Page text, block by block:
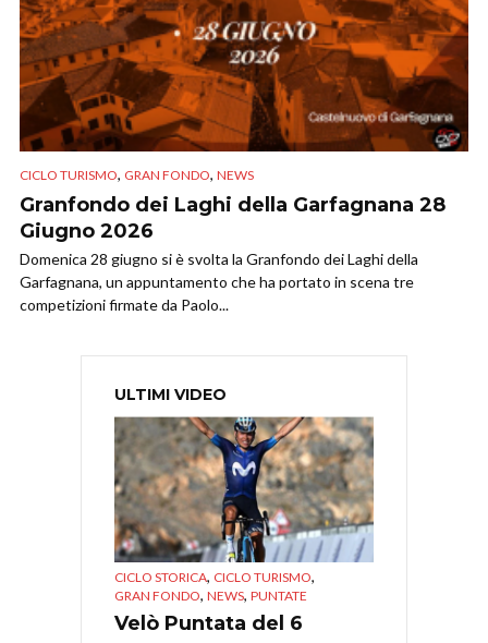
CICLO TURISMO, GRAN FONDO, NEWS
Granfondo dei Laghi della Garfagnana 28
Giugno 2026
Domenica 28 giugno si è svolta la Granfondo dei Laghi della
Garfagnana, un appuntamento che ha portato in scena tre
competizioni firmate da Paolo...
ULTIMI VIDEO
CICLO STORICA, CICLO TURISMO,
GRAN FONDO, NEWS, PUNTATE
Velò Puntata del 6